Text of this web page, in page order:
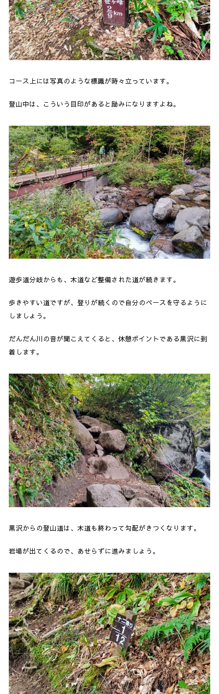
コース上には写真のような標識が時々立っています。
登山中は、こういう目印があると励みになりますよね。
遊歩道分岐からも、木道など整備された道が続きます。
歩きやすい道ですが、登りが続くので自分のペースを守るように
しましょう。
だんだん川の音が聞こえてくると、休憩ポイントである黒沢に到
着します。
黒沢からの登山道は、木道も終わって勾配がきつくなります。
岩場が出てくるので、あせらずに進みましょう。